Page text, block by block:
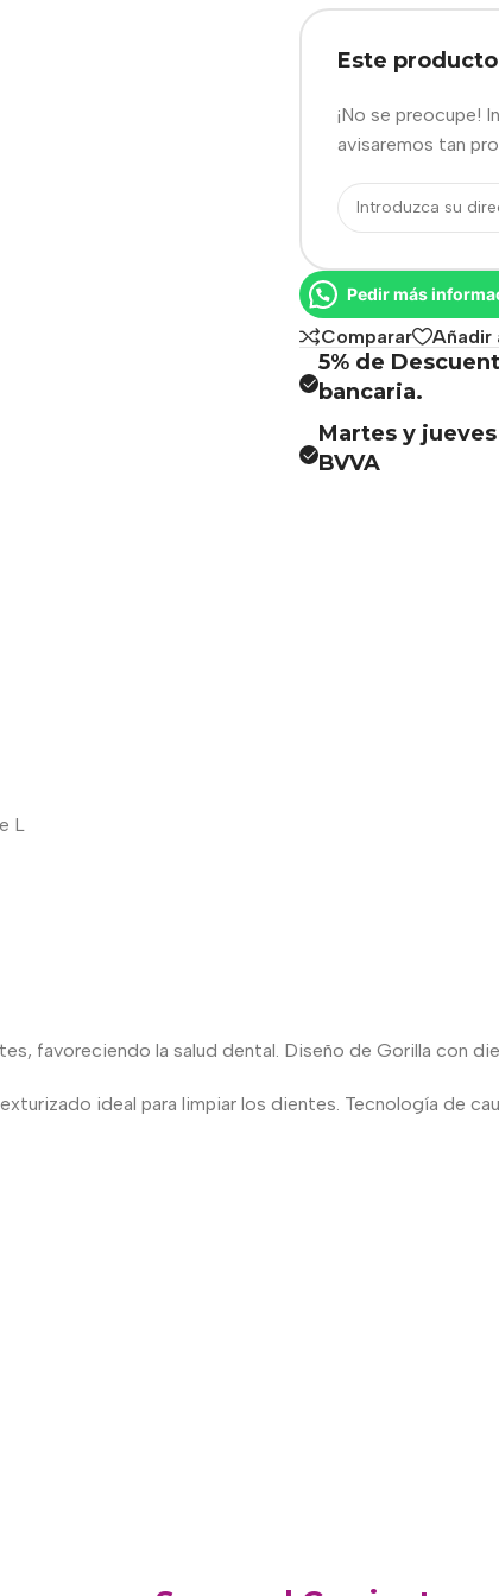
Este
¡No se preocupe!
avisaremos tan
Pedir más
Comparar Añadir
5% de
bancaria.
Martes y
BVVA
L
favoreciendo la salud dental. Diseño de Gorilla con
ideal para limpiar los dientes. Tecnología de